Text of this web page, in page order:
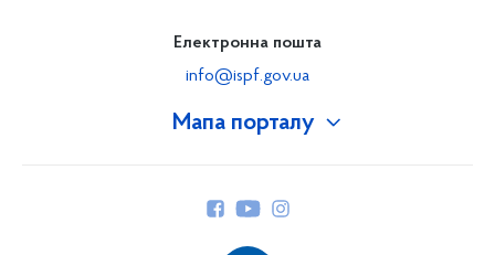
Мапа порталу
Електронна пошта
info@ispf.gov.ua